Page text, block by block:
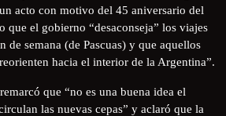
acto con motivo del 45 aniversario del
el gobierno “desaconseja” los viajes
de semana (de Pascuas) y que aquellos
hacia el interior de la Argentina”.
que “no es una buena idea el
las nuevas cepas” y aclaró que la